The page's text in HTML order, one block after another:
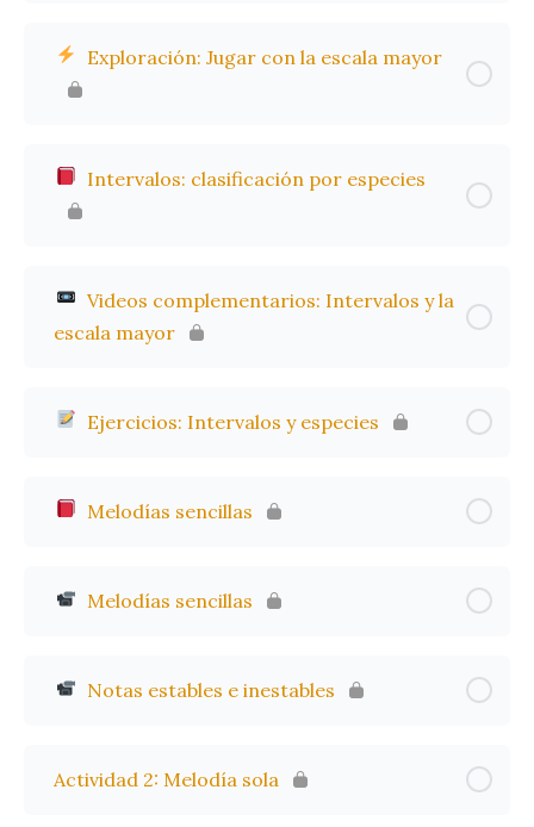
Exploración: Jugar con la escala mayor
Intervalos: clasificación por especies
Videos complementarios: Intervalos y la
escala mayor
Ejercicios: Intervalos y especies
Melodías sencillas
Melodías sencillas
Notas estables e inestables
Actividad 2: Melodía sola